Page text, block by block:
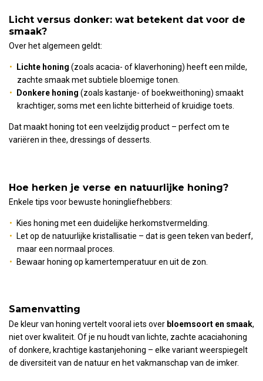
Licht versus donker: wat betekent dat voor de
smaak?
Over het algemeen geldt:
Lichte honing (zoals acacia- of klaverhoning) heeft een milde,
zachte smaak met subtiele bloemige tonen.
Donkere honing (zoals kastanje- of boekweithoning) smaakt
krachtiger, soms met een lichte bitterheid of kruidige toets.
Dat maakt honing tot een veelzijdig product – perfect om te
variëren in thee, dressings of desserts.
Hoe herken je verse en natuurlijke honing?
Enkele tips voor bewuste honingliefhebbers:
Kies honing met een duidelijke herkomstvermelding.
Let op de natuurlijke kristallisatie – dat is geen teken van bederf,
maar een normaal proces.
Bewaar honing op kamertemperatuur en uit de zon.
Samenvatting
De kleur van honing vertelt vooral iets over bloemsoort en smaak,
niet over kwaliteit. Of je nu houdt van lichte, zachte acaciahoning
of donkere, krachtige kastanjehoning – elke variant weerspiegelt
de diversiteit van de natuur en het vakmanschap van de imker.